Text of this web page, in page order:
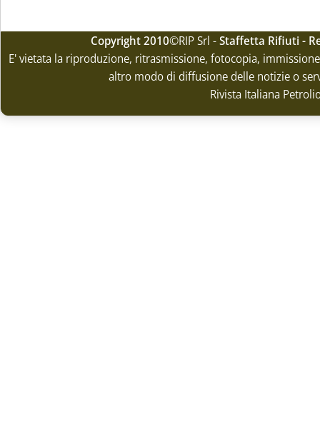
Copyright 2010©RIP Srl -Staffetta Rifiuti -
E' vietata la riproduzione, ritrasmissione, fotocopia,
altro modo di diffusione delle notizie o
Rivista Italiana